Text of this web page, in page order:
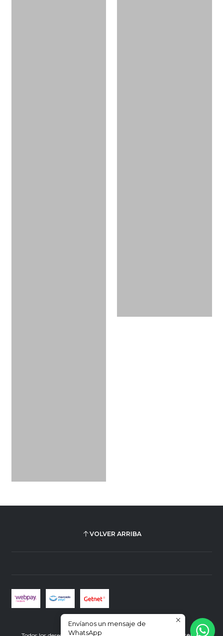
VOLVER ARRIBA
2026 Plus Ultra Librería.
Envíanos un mensaje de
WhatsApp